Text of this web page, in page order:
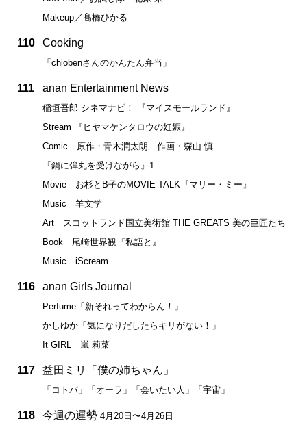
Makeup／髙橋ひかる
110 Cooking
「chiobenさんのかんたん弁当」
111 anan Entertainment News
稲垣吾郎 シネマナビ！ 『マイスモールランド』
Stream 『ヒヤマケンタロウの妊娠』
Comic 原作・青木潤太朗 作画・森山 慎
『鍋に弾丸を受けながら』1
Movie お杉とB子のMOVIE TALK『マリー・ミー』
Music 羊文学
Art スコットランド国立美術館 THE GREATS 美の巨匠たち
Book 尾崎世界観『私語と』
Music iScream
116 anan Girls Journal
Perfume「新それってわからん！」
かしゆか「気になりだしたらキリがない！」
It GIRL 嵐 莉菜
117 益田ミリ「僕の姉ちゃん」
「コトバ」「オーラ」「会いたい人」「宇宙」
118 今週の運勢 4月20日〜4月26日